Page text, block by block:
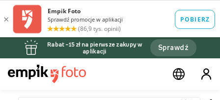
Rabat –15 zł na pierwsze zakupy w
aplikacji
Sprawdź